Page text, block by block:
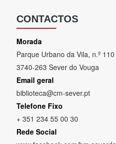
CONTACTOS
Morada
Parque Urbano da Vila, n.º 110
3740-263 Sever do Vouga
Email geral
biblioteca@cm-sever.pt
Telefone Fixo
+ 351 234 55 00 30
Rede Social